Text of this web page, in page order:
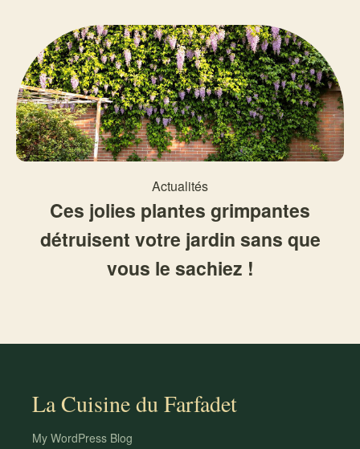
Actualités
Ces jolies plantes grimpantes
détruisent votre jardin sans que
vous le sachiez !
La Cuisine du Farfadet
My WordPress Blog